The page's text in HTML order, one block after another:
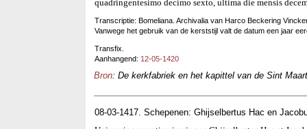
quadringentesimo decimo sexto, ultima die mensis
Transcriptie: Bomeliana. Archivalia van Harco Beckering
Vanwege het gebruik van de kerststijl valt de datum een jaar
Transfix.
Aanhangend: 12-05-1420
Bron: De kerkfabriek en het kapittel van de Sint
08-03-1417. Schepenen: Ghijselbertus Hac en